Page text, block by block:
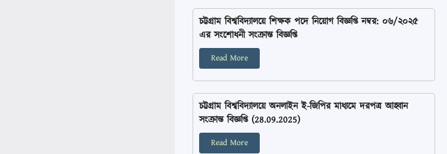
চট্টগ্রাম বিশ্ববিদ্যালয়ে শিক্ষক পদে নিয়োগ বিজ্ঞপ্তি নম্বর: ০৬/২০২৫
এর সংশোধনী সংক্রান্ত বিজ্ঞপ্তি
Read More
চট্টগ্রাম বিশ্ববিদ্যালয়ে অনলাইন ই-জিপির মাধ্যমে দরপত্র আহ্বান
সংক্রান্ত বিজ্ঞপ্তি (28.09.2025)
Read More